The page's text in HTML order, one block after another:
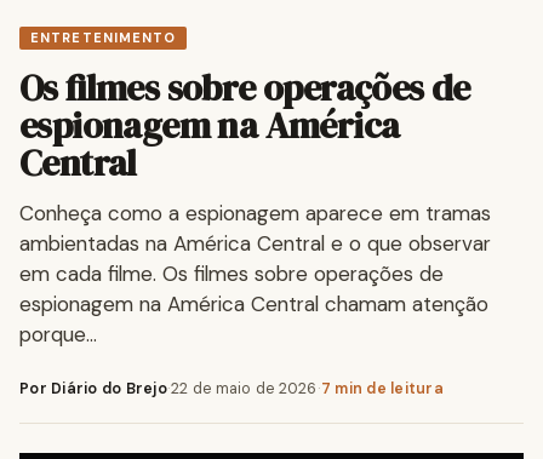
ENTRETENIMENTO
Os filmes sobre operações de
espionagem na América
Central
Conheça como a espionagem aparece em tramas
ambientadas na América Central e o que observar
em cada filme. Os filmes sobre operações de
espionagem na América Central chamam atenção
porque…
Por Diário do Brejo·22 de maio de 2026·7 min de leitura